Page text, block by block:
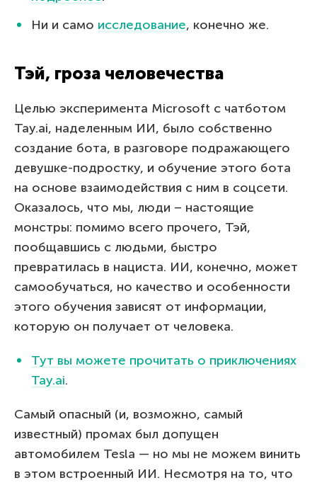
Ни и само исследование, конечно же.
Тэй, гроза человечества
Целью эксперимента Microsoft с чатботом
Tay.ai, наделенным ИИ, было собственно
создание бота, в разговоре подражающего
девушке-подростку, и обучение этого бота
на основе взаимодействия с ним в соцсети.
Оказалось, что мы, люди – настоящие
монстры: помимо всего прочего, Тэй,
пообщавшись с людьми, быстро
превратилась в нациста. ИИ, конечно, может
самообучаться, но качество и особенности
этого обучения зависят от информации,
которую он получает от человека.
Тут вы можете прочитать о приключениях
Tay.ai.
Самый опасный (и, возможно, самый
известный) промах был допущен
автомобилем Tesla — но мы не можем винить
в этом встроенный ИИ. Несмотря на то, что